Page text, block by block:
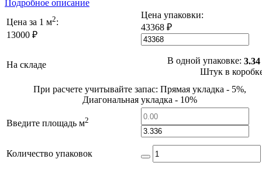
Подробное описание
Цена за 1 м2:
13000 ₽
Цена упаковки:
43368 ₽
На складе В одной упаковке:
Штук в
При расчете учитывайте запас: Прямая укладка - 5%,
Диагональная укладка - 10%
Введите площадь м2
Количество упаковок